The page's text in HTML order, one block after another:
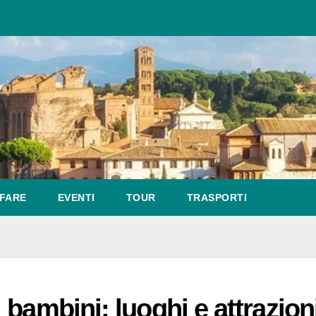
EVENTI TOUR TRASPORTI
bambini: luoghi e